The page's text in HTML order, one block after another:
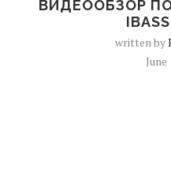
ВИДЕООБЗОР
written by
June